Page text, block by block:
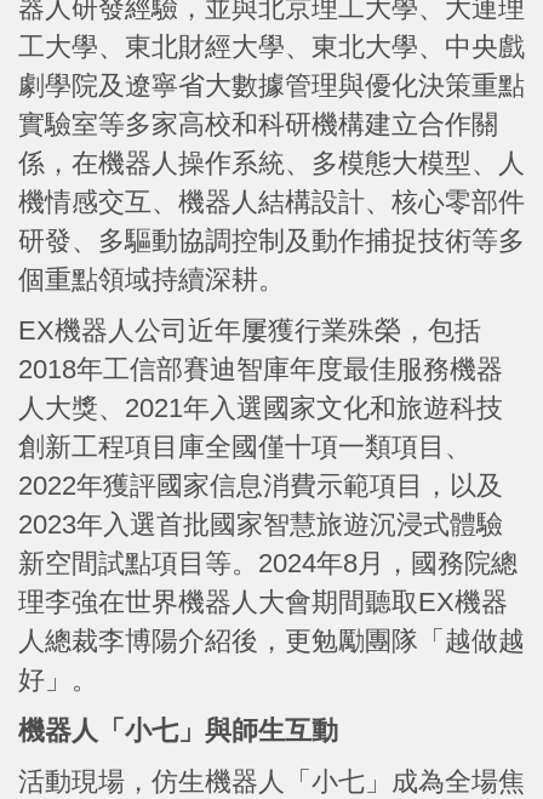
器人研發經驗，並與北京理工大學、大連理
工大學、東北財經大學、東北大學、中央戲
劇學院及遼寧省大數據管理與優化決策重點
實驗室等多家高校和科研機構建立合作關
係，在機器人操作系統、多模態大模型、人
機情感交互、機器人結構設計、核心零部件
研發、多驅動協調控制及動作捕捉技術等多
個重點領域持續深耕。
EX機器人公司近年屢獲行業殊榮，包括
2018年工信部賽迪智庫年度最佳服務機器
人大獎、2021年入選國家文化和旅遊科技
創新工程項目庫全國僅十項一類項目、
2022年獲評國家信息消費示範項目，以及
2023年入選首批國家智慧旅遊沉浸式體驗
新空間試點項目等。2024年8月，國務院總
理李強在世界機器人大會期間聽取EX機器
人總裁李博陽介紹後，更勉勵團隊「越做越
好」。
機器人「小七」與師生互動
活動現場，仿生機器人「小七」成為全場焦